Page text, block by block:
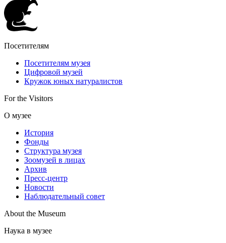
Посетителям
Посетителям музея
Цифровой музей
Кружок юных натуралистов
For the Visitors
О музее
История
Фонды
Структура музея
Зоомузей в лицах
Архив
Пресс-центр
Новости
Наблюдательный совет
About the Museum
Наука в музее